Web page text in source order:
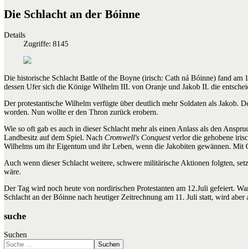
Die Schlacht an der Bóinne
Details
Zugriffe: 8145
Die historische Schlacht Battle of the Boyne (irisch: Cath ná Bóinne) fand
dessen Ufer sich die Könige Wilhelm III. von Oranje und Jakob II. die
Der protestantische Wilhelm verfügte über deutlich mehr Soldaten als Jakob.
worden. Nun wollte er den Thron zurück erobern.
Wie so oft gab es auch in dieser Schlacht mehr als einen Anlass als den
Landbesitz auf dem Spiel. Nach Cromwell's Conquestverlor die gehobene
Wilhelms um ihr Eigentum und ihr Leben, wenn die Jakobiten gewännen. Mit
Auch wenn dieser Schlacht weitere, schwere militärische Aktionen folgten,
wäre.
Der Tag wird noch heute von nordirischen Protestanten am 12.Juli gefeiert.
Schlacht an der Bóinne nach heutiger Zeitrechnung am 11. Juli statt, wird aber
suche
Suchen
Suchen